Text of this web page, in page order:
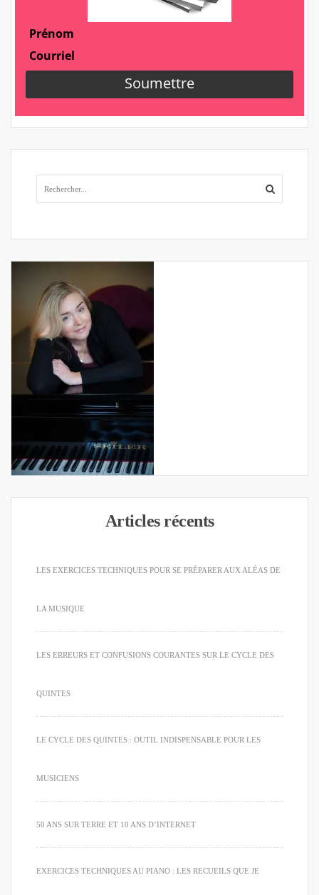
Articles récents
LES EXERCICES TECHNIQUES POUR SE PRÉPARER AUX ALÉAS DE
LA MUSIQUE
LES ERREURS ET CONFUSIONS COURANTES SUR LE CYCLE DES
QUINTES
LE CYCLE DES QUINTES : OUTIL INDISPENSABLE POUR LES
MUSICIENS
50 ANS SUR TERRE ET 10 ANS D’INTERNET
EXERCICES TECHNIQUES AU PIANO : LES RECUEILS QUE JE